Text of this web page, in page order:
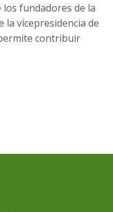
fundadores de la
la vicepresidencia de
contribuir